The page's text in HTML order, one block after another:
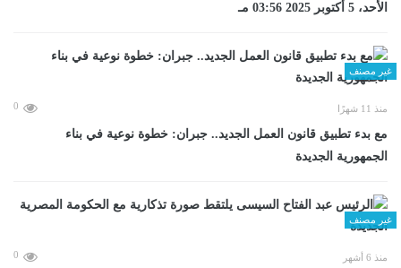
الأحد، 5 أكتوبر 2025 03:56 مـ
غير مصنف
منذ 11 شهرًا 0
مع بدء تطبيق قانون العمل الجديد.. جبران: خطوة نوعية في بناء
الجمهورية الجديدة
غير مصنف
منذ 6 أشهر 0